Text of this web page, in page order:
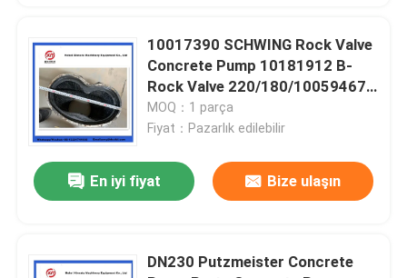
10017390 SCHWING Rock Valve
Concrete Pump 10181912 B-
Rock Valve 220/180/10059467
210/180
MOQ：1 parça
Fiyat：Pazarlık edilebilir
En iyi fiyat Bize ulaşın
DN230 Putzmeister Concrete